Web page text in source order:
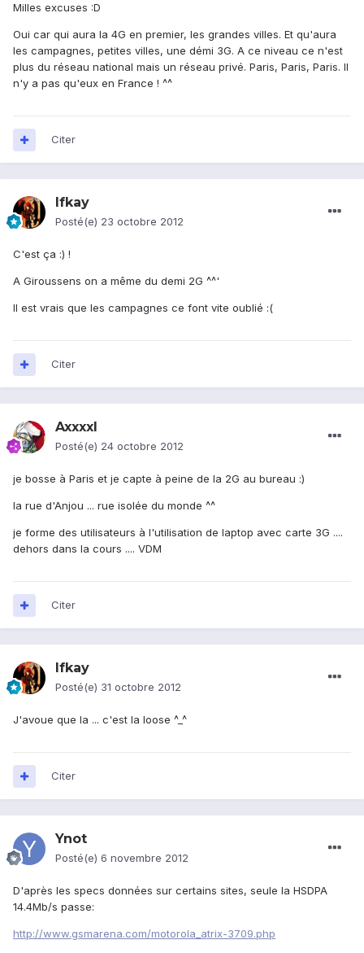
Milles excuses :D
Oui car qui aura la 4G en premier, les grandes villes. Et qu'aura
les campagnes, petites villes, une démi 3G. A ce niveau ce n'est
plus du réseau national mais un réseau privé. Paris, Paris, Paris. Il
n'y a pas qu'eux en France ! ^^
Citer
Ifkay
Posté(e) 23 octobre 2012
C'est ça :) !
A Giroussens on a même du demi 2G ^^'
Il est vrais que les campagnes ce font vite oublié :(
Citer
Axxxxl
Posté(e) 24 octobre 2012
je bosse à Paris et je capte à peine de la 2G au bureau :)
la rue d'Anjou ... rue isolée du monde ^^
je forme des utilisateurs à l'utilisation de laptop avec carte 3G ....
dehors dans la cours .... VDM
Citer
Ifkay
Posté(e) 31 octobre 2012
J'avoue que la ... c'est la loose ^_^
Citer
Ynot
Posté(e) 6 novembre 2012
D'après les specs données sur certains sites, seule la HSDPA
14.4Mb/s passe:
http://www.gsmarena.com/motorola_atrix-3709.php